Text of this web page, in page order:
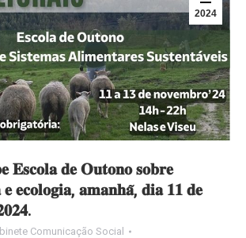
2024
𝐄𝐬𝐜𝐨𝐥𝐚 𝐝𝐞 𝐎𝐮𝐭𝐨𝐧𝐨 𝐬𝐨𝐛𝐫𝐞
𝐞 𝐞𝐜𝐨𝐥𝐨𝐠𝐢𝐚, 𝐚𝐦𝐚𝐧𝐡𝐚̃, 𝐝𝐢𝐚 𝟏𝟏 𝐝𝐞
Comunicação Social